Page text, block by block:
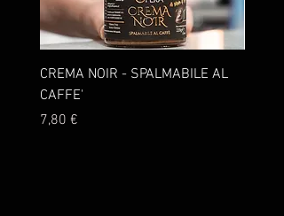
CREMA NOIR - SPALMABILE AL
CAFFE'
Prezzo
7,80 €